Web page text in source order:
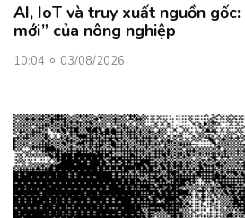
AI, IoT và truy xuất nguồn
mới” của nông nghiệp
10:04 03/08/2026